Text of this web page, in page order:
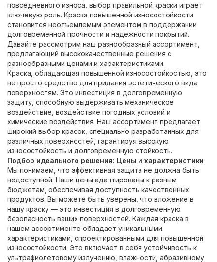
повседневного износа, выбор правильной краски играет
ключевую роль. Краска повышенной износостойкости
становится неотъемлемым элементом в поддержании
долговременной прочности и надежности покрытий.
Давайте рассмотрим наш разнообразный ассортимент,
предлагающий высококачественные решения с
разнообразными ценами и характеристиками.
Краска , обладающая повышенной износостойкостью , это
не просто средство для придания эстетического вида
поверхностям. Это инвестиция в долговременную
защиту, способную выдерживать механическое
воздействие, воздействие погодных условий и
химические воздействия. Наш ассортимент предлагает
широкий выбор красок, специально разработанных для
различных поверхностей, гарантируя высокую
износостойкость и долговременную стойкость.
Подбор идеального решения: Цены и характеристики
Мы понимаем, что эффективная защита не должна быть
недоступной. Наши цены адаптированы к разным
бюджетам, обеспечивая доступность качественных
продуктов. Вы можете быть уверены, что вложение в
нашу краску — это инвестиция в долговременную
безопасность ваших поверхностей. Каждая краска в
нашем ассортименте обладает уникальными
характеристиками, спроектированными для повышенной
износостойкости. Это включает в себя устойчивость к
ультрафиолетовому излучению, влажности, абразивному